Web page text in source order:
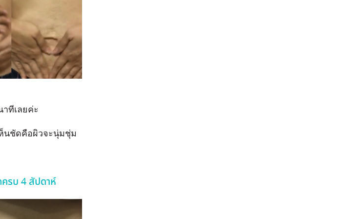
ทีเลยค่ะ
นชัดคือผิวจะนุ่มชุ่ม
รบ 4 สัปดาห์